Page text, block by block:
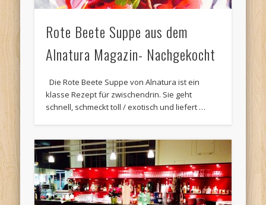
Rote Beete Suppe aus dem
Alnatura Magazin- Nachgekocht
Die Rote Beete Suppe von Alnatura ist ein
klasse Rezept für zwischendrin. Sie geht
schnell, schmeckt toll / exotisch und liefert …